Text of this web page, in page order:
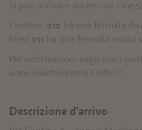
Si puó arrivare anche con i
L'autbus 212 ha una fermata
linea 211 ha una fermata molto
Per informazioni sugli orari
www.suedtirolmobil.info/it.
Descrizione d'arrivo